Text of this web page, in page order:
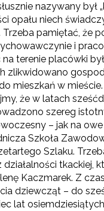
nazywany
opału niech
pamiętać, że
i
terenie placówki
mieszkań w
że w latach
szereg
– jak na
Szkoła
Szlaku.
działalności
Kaczmarek. Z
dziewcząt – do
lat